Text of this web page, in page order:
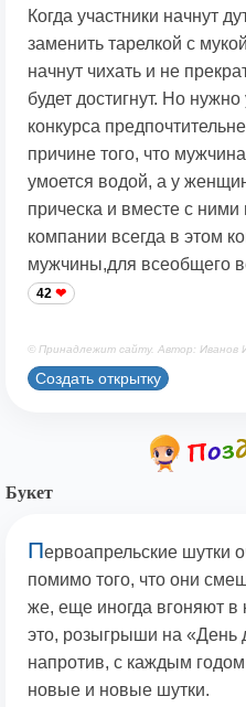
Когда участники начнут
заменить тарелкой с
начнут чихать и не
будет достигнут. Но нужно
конкурса
причине того, что
умоется водой, а у
прическа и вместе с
компании всегда в этом
мужчины,для всеобщего
42
© Принадлежит сайту. Автор: Иванов
Создать открытку
Букет
Первоапрельские шутки
помимо того, что они
же, еще иногда вгоняют в
это, розыгрыши на «День
напротив, с каждым
новые и новые шутки.